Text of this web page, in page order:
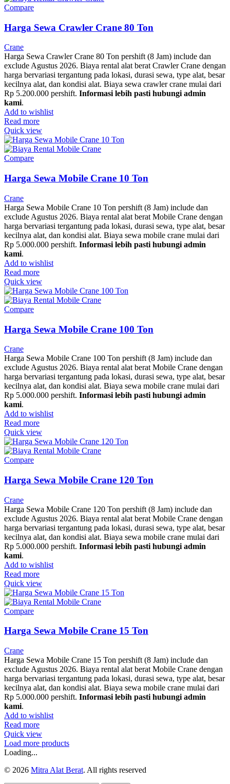
Compare
Harga Sewa Crawler Crane 80 Ton
Crane
Harga Sewa Crawler Crane 80 Ton pershift (8 Jam) include dan
exclude Agustus 2026. Biaya rental alat berat Crawler Crane dengan
harga bervariasi tergantung pada lokasi, durasi sewa, type alat, besar
kecilnya alat, dan kondisi alat. Biaya sewa crawler crane mulai dari
Rp 5.200.000 pershift. Informasi lebih pasti hubungi admin
kami.
Add to wishlist
Read more
Quick view
Compare
Harga Sewa Mobile Crane 10 Ton
Crane
Harga Sewa Mobile Crane 10 Ton pershift (8 Jam) include dan
exclude Agustus 2026. Biaya rental alat berat Mobile Crane dengan
harga bervariasi tergantung pada lokasi, durasi sewa, type alat, besar
kecilnya alat, dan kondisi alat. Biaya sewa mobile crane mulai dari
Rp 5.000.000 pershift. Informasi lebih pasti hubungi admin
kami.
Add to wishlist
Read more
Quick view
Compare
Harga Sewa Mobile Crane 100 Ton
Crane
Harga Sewa Mobile Crane 100 Ton pershift (8 Jam) include dan
exclude Agustus 2026. Biaya rental alat berat Mobile Crane dengan
harga bervariasi tergantung pada lokasi, durasi sewa, type alat, besar
kecilnya alat, dan kondisi alat. Biaya sewa mobile crane mulai dari
Rp 5.000.000 pershift. Informasi lebih pasti hubungi admin
kami.
Add to wishlist
Read more
Quick view
Compare
Harga Sewa Mobile Crane 120 Ton
Crane
Harga Sewa Mobile Crane 120 Ton pershift (8 Jam) include dan
exclude Agustus 2026. Biaya rental alat berat Mobile Crane dengan
harga bervariasi tergantung pada lokasi, durasi sewa, type alat, besar
kecilnya alat, dan kondisi alat. Biaya sewa mobile crane mulai dari
Rp 5.000.000 pershift. Informasi lebih pasti hubungi admin
kami.
Add to wishlist
Read more
Quick view
Compare
Harga Sewa Mobile Crane 15 Ton
Crane
Harga Sewa Mobile Crane 15 Ton pershift (8 Jam) include dan
exclude Agustus 2026. Biaya rental alat berat Mobile Crane dengan
harga bervariasi tergantung pada lokasi, durasi sewa, type alat, besar
kecilnya alat, dan kondisi alat. Biaya sewa mobile crane mulai dari
Rp 5.000.000 pershift. Informasi lebih pasti hubungi admin
kami.
Add to wishlist
Read more
Quick view
Load more products
Loading...
© 2026 Mitra Alat Berat. All rights reserved